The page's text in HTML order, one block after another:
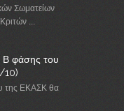
Σωματείων
...
Β φάσης του
10)
της ΕΚΑΣΚ θα